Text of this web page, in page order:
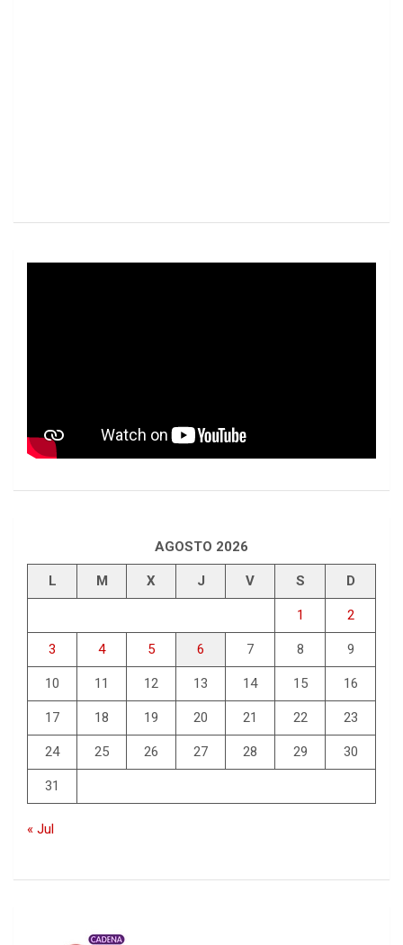
AGOSTO 2026
L M X J V S D
1 2
3 4 5 6 7 8 9
10 11 12 13 14 15 16
17 18 19 20 21 22 23
24 25 26 27 28 29 30
31
« Jul